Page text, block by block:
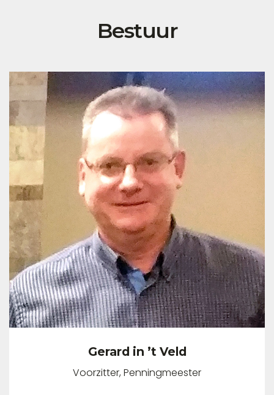
Bestuur
Gerard in ’t Veld
Voorzitter, Penningmeester